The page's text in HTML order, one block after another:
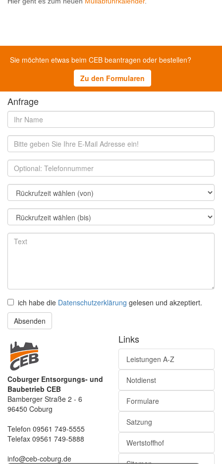
Sie möchten etwas beim CEB beantragen oder bestellen?
Zu den Formularen
Anfrage
ich habe die Datenschutzerklärung gelesen und akzeptiert.
Absenden
Coburger Entsorgungs- und
Baubetrieb CEB
Bamberger Straße 2 - 6
96450 Coburg
Telefon 09561 749-5555
Telefax 09561 749-5888
info@ceb-coburg.de
Links
Leistungen A-Z
Notdienst
Formulare
Satzung
Wertstoffhof